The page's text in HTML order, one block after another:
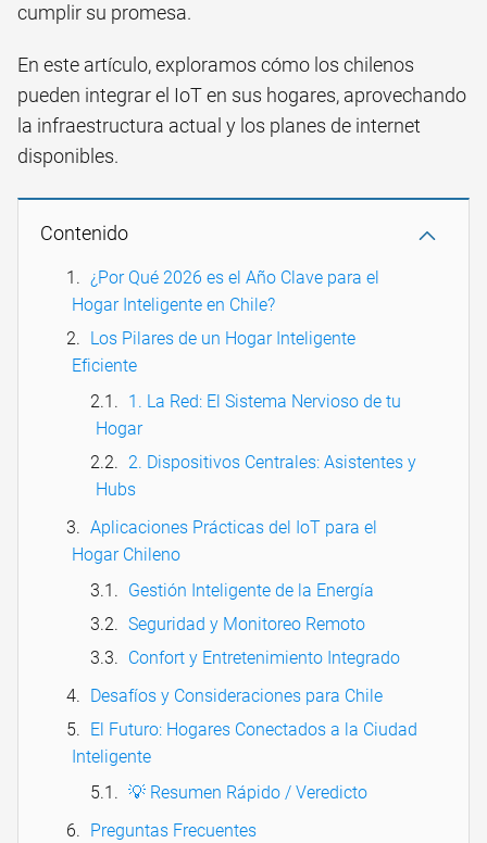
cumplir su promesa.
En este artículo, exploramos cómo los chilenos
pueden integrar el IoT en sus hogares, aprovechando
la infraestructura actual y los planes de internet
disponibles.
Contenido
¿Por Qué 2026 es el Año Clave para el
Hogar Inteligente en Chile?
Los Pilares de un Hogar Inteligente
Eficiente
1. La Red: El Sistema Nervioso de tu
Hogar
2. Dispositivos Centrales: Asistentes y
Hubs
Aplicaciones Prácticas del IoT para el
Hogar Chileno
Gestión Inteligente de la Energía
Seguridad y Monitoreo Remoto
Confort y Entretenimiento Integrado
Desafíos y Consideraciones para Chile
El Futuro: Hogares Conectados a la Ciudad
Inteligente
💡 Resumen Rápido / Veredicto
Preguntas Frecuentes